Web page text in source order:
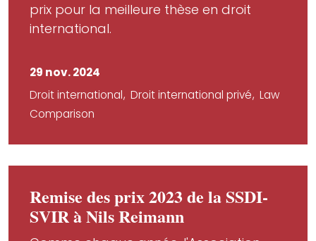
prix pour la meilleure thèse en droit
international.
29 nov. 2024
Droit international Droit international privé Law
Comparison
Remise des prix 2023 de la SSDI-
SVIR à Nils Reimann